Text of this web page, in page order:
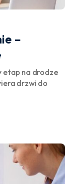
–
etap na drodze
drzwi do